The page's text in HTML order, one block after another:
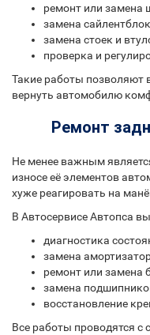
ремонт или замена
замена
замена стоек и
проверка и
Такие работы позволяют
вернуть автомобилю
Ремонт
Не менее важным
износе её элементов
хуже реагировать на
В Автосервисе Автопса
диагностика
замена
ремонт или замена
замена
восстановление
Все работы проводятся с